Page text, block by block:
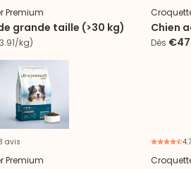
Premium
grande taille (>30 kg)
kg)
Chien
riz
Dès
avis
Premium